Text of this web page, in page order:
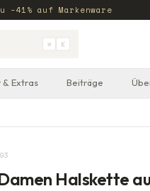
−41% auf Markenware
⌘ K
& Extras Beiträge
Halskette